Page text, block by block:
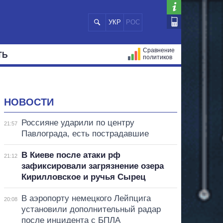
УКР РОС
Сравнение
политиков
НОВОСТИ
21:57
Россияне ударили по центру
Павлограда, есть пострадавшие
21:12
В Киеве после атаки рф
зафиксировали загрязнение озера
Кирилловское и ручья Сырец
20:08
В аэропорту немецкого Лейпцига
установили дополнительный радар
после инцидента с БПЛА